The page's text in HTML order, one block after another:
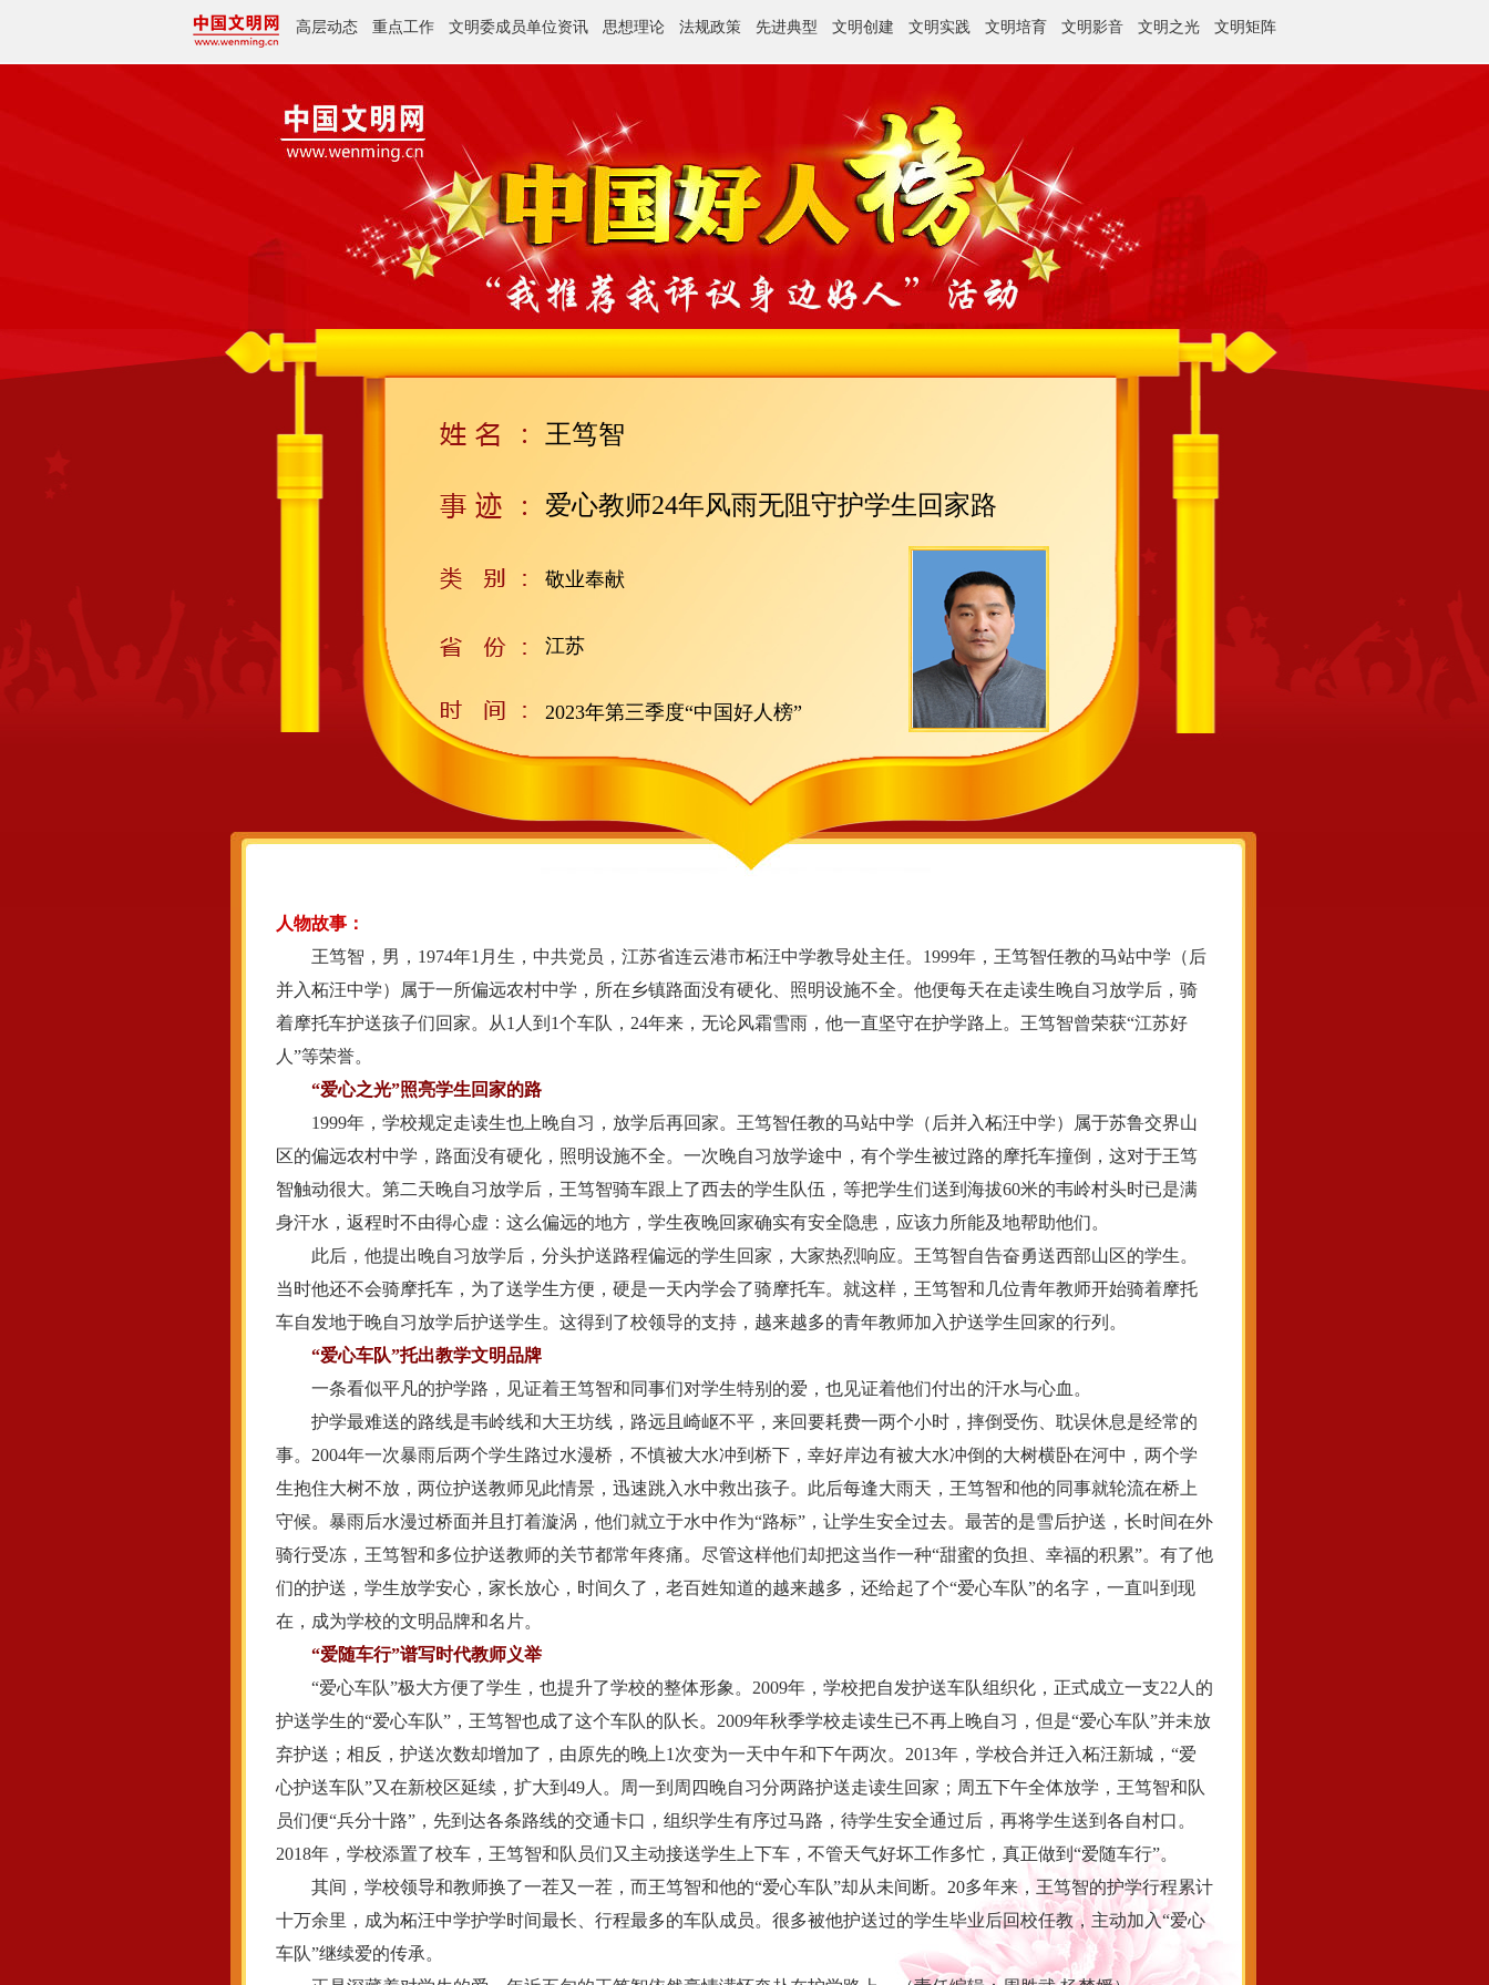
高层动态 重点工作 文明委成员单位资讯 思想理论 法规政策 先进典型 文明创建 文明实践 文明培育 文明影音 文明之光 文明矩阵
王笃智
爱心教师24年风雨无阻守护学生回家路
敬业奉献
江苏
2023年第三季度“中国好人榜”
人物故事：
王笃智，男，1974年1月生，中共党员，江苏省连云港市柘汪中学教导处主任。1999年，王笃智任教的马站中学（后
并入柘汪中学）属于一所偏远农村中学，所在乡镇路面没有硬化、照明设施不全。他便每天在走读生晚自习放学后，骑
着摩托车护送孩子们回家。从1人到1个车队，24年来，无论风霜雪雨，他一直坚守在护学路上。王笃智曾荣获“江苏好
人”等荣誉。
“爱心之光”照亮学生回家的路
1999年，学校规定走读生也上晚自习，放学后再回家。王笃智任教的马站中学（后并入柘汪中学）属于苏鲁交界山
区的偏远农村中学，路面没有硬化，照明设施不全。一次晚自习放学途中，有个学生被过路的摩托车撞倒，这对于王笃
智触动很大。第二天晚自习放学后，王笃智骑车跟上了西去的学生队伍，等把学生们送到海拔60米的韦岭村头时已是满
身汗水，返程时不由得心虚：这么偏远的地方，学生夜晚回家确实有安全隐患，应该力所能及地帮助他们。
此后，他提出晚自习放学后，分头护送路程偏远的学生回家，大家热烈响应。王笃智自告奋勇送西部山区的学生。
当时他还不会骑摩托车，为了送学生方便，硬是一天内学会了骑摩托车。就这样，王笃智和几位青年教师开始骑着摩托
车自发地于晚自习放学后护送学生。这得到了校领导的支持，越来越多的青年教师加入护送学生回家的行列。
“爱心车队”托出教学文明品牌
一条看似平凡的护学路，见证着王笃智和同事们对学生特别的爱，也见证着他们付出的汗水与心血。
护学最难送的路线是韦岭线和大王坊线，路远且崎岖不平，来回要耗费一两个小时，摔倒受伤、耽误休息是经常的
事。2004年一次暴雨后两个学生路过水漫桥，不慎被大水冲到桥下，幸好岸边有被大水冲倒的大树横卧在河中，两个学
生抱住大树不放，两位护送教师见此情景，迅速跳入水中救出孩子。此后每逢大雨天，王笃智和他的同事就轮流在桥上
守候。暴雨后水漫过桥面并且打着漩涡，他们就立于水中作为“路标”，让学生安全过去。最苦的是雪后护送，长时间在外
骑行受冻，王笃智和多位护送教师的关节都常年疼痛。尽管这样他们却把这当作一种“甜蜜的负担、幸福的积累”。有了他
们的护送，学生放学安心，家长放心，时间久了，老百姓知道的越来越多，还给起了个“爱心车队”的名字，一直叫到现
在，成为学校的文明品牌和名片。
“爱随车行”谱写时代教师义举
“爱心车队”极大方便了学生，也提升了学校的整体形象。2009年，学校把自发护送车队组织化，正式成立一支22人的
护送学生的“爱心车队”，王笃智也成了这个车队的队长。2009年秋季学校走读生已不再上晚自习，但是“爱心车队”并未放
弃护送；相反，护送次数却增加了，由原先的晚上1次变为一天中午和下午两次。2013年，学校合并迁入柘汪新城，“爱
心护送车队”又在新校区延续，扩大到49人。周一到周四晚自习分两路护送走读生回家；周五下午全体放学，王笃智和队
员们便“兵分十路”，先到达各条路线的交通卡口，组织学生有序过马路，待学生安全通过后，再将学生送到各自村口。
2018年，学校添置了校车，王笃智和队员们又主动接送学生上下车，不管天气好坏工作多忙，真正做到“爱随车行”。
其间，学校领导和教师换了一茬又一茬，而王笃智和他的“爱心车队”却从未间断。20多年来，王笃智的护学行程累计
十万余里，成为柘汪中学护学时间最长、行程最多的车队成员。很多被他护送过的学生毕业后回校任教，主动加入“爱心
车队”继续爱的传承。